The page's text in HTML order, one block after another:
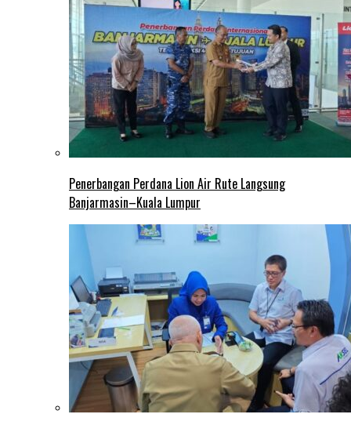
Penerbangan Perdana Lion Air Rute Langsung
Banjarmasin–Kuala Lumpur